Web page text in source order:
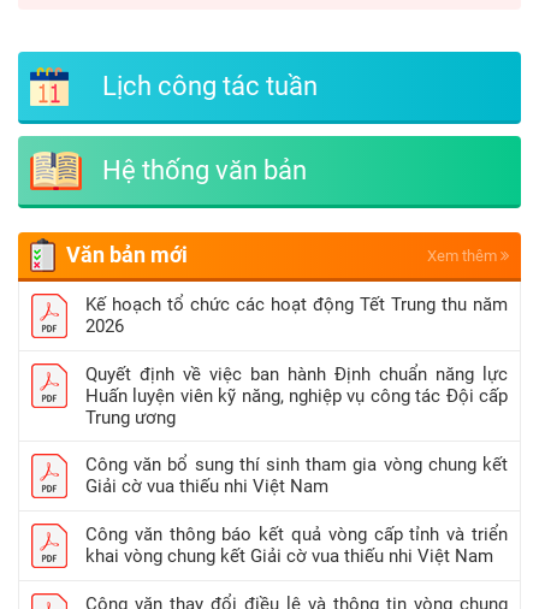
Lịch công tác tuần
Hệ thống văn bản
Văn bản mới Xem thêm
Kế hoạch tổ chức các hoạt động Tết Trung thu năm
2026
Quyết định về việc ban hành Định chuẩn năng lực
Huấn luyện viên kỹ năng, nghiệp vụ công tác Đội cấp
Trung ương
Công văn bổ sung thí sinh tham gia vòng chung kết
Giải cờ vua thiếu nhi Việt Nam
Công văn thông báo kết quả vòng cấp tỉnh và triển
khai vòng chung kết Giải cờ vua thiếu nhi Việt Nam
Công văn thay đổi điều lệ và thông tin vòng chung